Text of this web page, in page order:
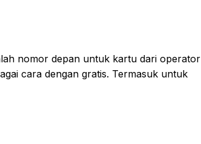
nomor depan untuk kartu dari operator
cara dengan gratis. Termasuk untuk